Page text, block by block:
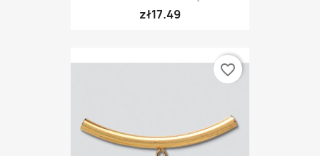
zł17.49
favorite_border